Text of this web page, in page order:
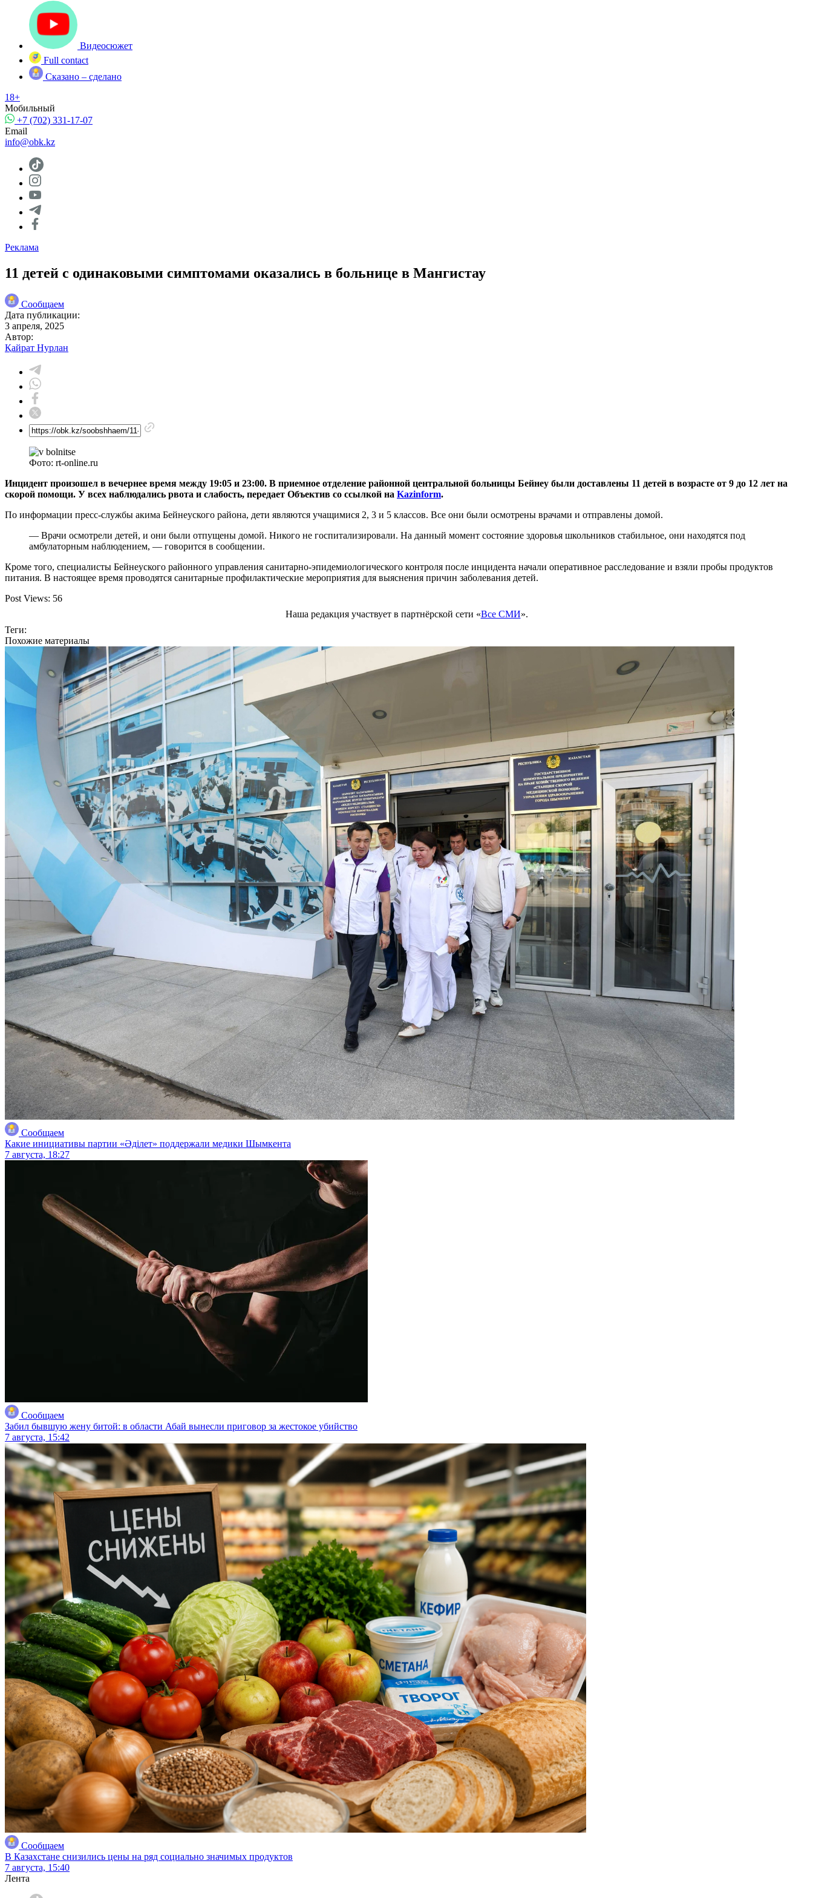
Видеосюжет
Full contact
Сказано – сделано
18+
Мобильный
+7 (702) 331-17-07
Email
info@obk.kz
Реклама
11 детей с одинаковыми симптомами оказались в больнице в Мангистау
Сообщаем
Дата публикации:
3 апреля, 2025
Автор:
Қайрат Нурлан
Фото: rt-online.ru
Инцидент произошел в вечернее время между 19:05 и 23:00. В приемное отделение районной центральной больницы Бейнеу были доставлены 11 детей в возрасте от 9 до 12 лет на
скорой помощи. У всех наблюдались рвота и слабость, передает Объектив со ссылкой на Kazinform.
По информации пресс-службы акима Бейнеуского района, дети являются учащимися 2, 3 и 5 классов. Все они были осмотрены врачами и отправлены домой.
— Врачи осмотрели детей, и они были отпущены домой. Никого не госпитализировали. На данный момент состояние здоровья школьников стабильное, они находятся под
амбулаторным наблюдением, — говорится в сообщении.
Кроме того, специалисты Бейнеуского районного управления санитарно-эпидемиологического контроля после инцидента начали оперативное расследование и взяли пробы продуктов
питания. В настоящее время проводятся санитарные профилактические мероприятия для выяснения причин заболевания детей.
Post Views: 56
Наша редакция участвует в партнёрской сети «Все СМИ».
Теги:
Похожие материалы
Сообщаем
Какие инициативы партии «Әділет» поддержали медики Шымкента
7 августа, 18:27
Сообщаем
Забил бывшую жену битой: в области Абай вынесли приговор за жестокое убийство
7 августа, 15:42
Сообщаем
В Казахстане снизились цены на ряд социально значимых продуктов
7 августа, 15:40
Лента